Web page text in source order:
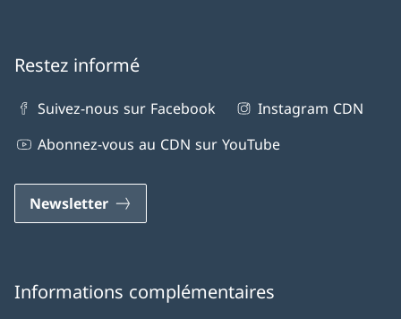
Restez informé
Suivez-nous sur Facebook
Instagram CDN
Abonnez-vous au CDN sur YouTube
Newsletter
Informations complémentaires